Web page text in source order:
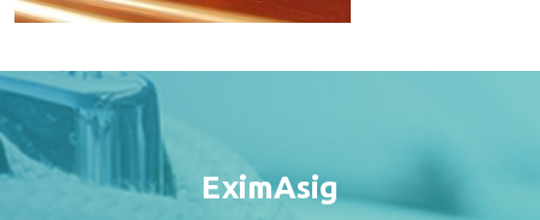
EximAsig